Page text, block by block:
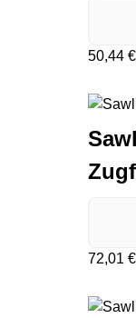
50,44 €
72,01 €